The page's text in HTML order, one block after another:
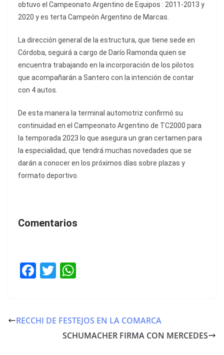
obtuvo el Campeonato Argentino de Equipos : 2011-2013 y
2020 y es terta Campeón Argentino de Marcas.
La dirección general de la estructura, que tiene sede en
Córdoba, seguirá a cargo de Darío Ramonda quien se
encuentra trabajando en la incorporación de los pilotos
que acompañarán a Santero con la intención de contar
con 4 autos.
De esta manera la terminal automotriz confirmó su
continuidad en el Campeonato Argentino de TC2000 para
la temporada 2023 lo que asegura un gran certamen para
la especialidad, que tendrá muchas novedades que se
darán a conocer en los próximos días sobre plazas y
formato deportivo.
Comentarios
F
e
T
er s
A
RECCHI DE FESTEJOS EN LA COMARCA
SCHUMACHER FIRMA CON MERCEDES